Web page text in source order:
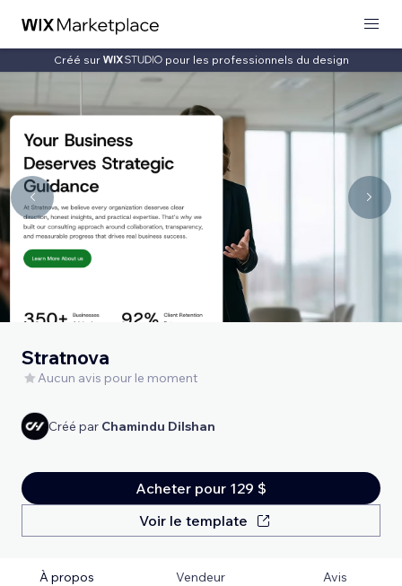
Créé sur pour les professionnels du design
Stratnova
Aucun avis pour le moment
Créé par Chamindu Dilshan
Acheter pour 129 $
Voir le template
À propos Vendeur Avis